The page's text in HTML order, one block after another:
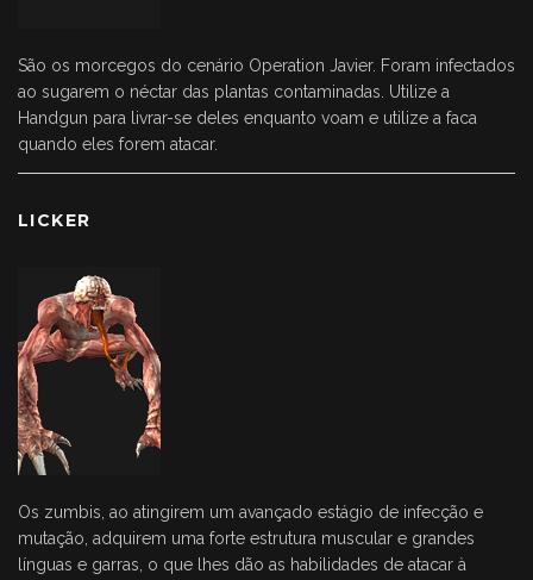
São os morcegos do cenário Operation Javier. Foram infectados
ao sugarem o néctar das plantas contaminadas. Utilize a
Handgun para livrar-se deles enquanto voam e utilize a faca
quando eles forem atacar.
LICKER
Os zumbis, ao atingirem um avançado estágio de infecção e
mutação, adquirem uma forte estrutura muscular e grandes
línguas e garras, o que lhes dão as habilidades de atacar à